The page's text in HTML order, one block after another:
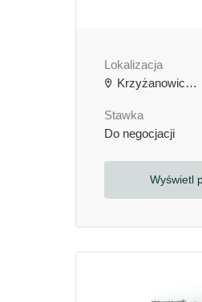
Lokalizacja
Krzyżanowice, Polska
Stawka
Do negocjacji
Wyświetl